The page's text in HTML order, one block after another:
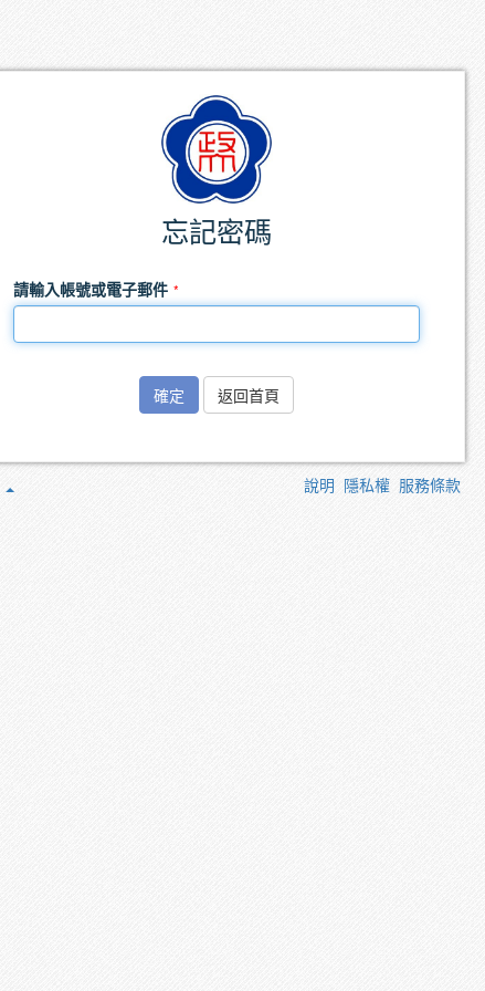
忘記密碼
請輸入帳號或電子郵件
確定 返回首頁
說明 隱私權 服務條款